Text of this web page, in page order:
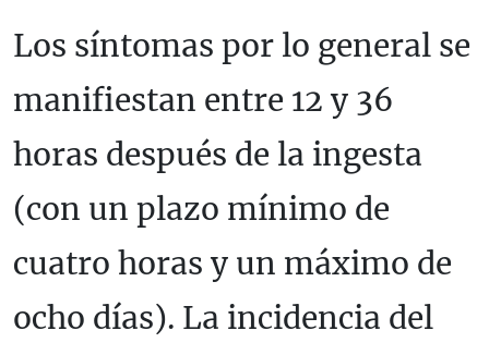
Los síntomas por lo general se
manifiestan entre 12 y 36
horas después de la ingesta
(con un plazo mínimo de
cuatro horas y un máximo de
ocho días). La incidencia del